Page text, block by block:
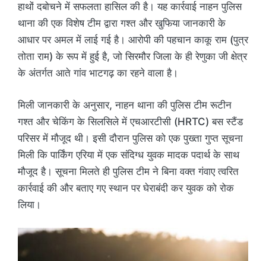
हाथों दबोचने में सफलता हासिल की है। यह कार्रवाई नाहन पुलिस
थाना की एक विशेष टीम द्वारा गश्त और खुफिया जानकारी के
आधार पर अमल में लाई गई है। आरोपी की पहचान काकू राम (पुत्र
तोता राम) के रूप में हुई है, जो सिरमौर जिला के ही रेणुका जी क्षेत्र
के अंतर्गत आते गांव भाटगढ़ का रहने वाला है।
मिली जानकारी के अनुसार, नाहन थाना की पुलिस टीम रूटीन
गश्त और चेकिंग के सिलसिले में एचआरटीसी (HRTC) बस स्टैंड
परिसर में मौजूद थी। इसी दौरान पुलिस को एक पुख्ता गुप्त सूचना
मिली कि पार्किंग एरिया में एक संदिग्ध युवक मादक पदार्थ के साथ
मौजूद है। सूचना मिलते ही पुलिस टीम ने बिना वक्त गंवाए त्वरित
कार्रवाई की और बताए गए स्थान पर घेराबंदी कर युवक को रोक
लिया।